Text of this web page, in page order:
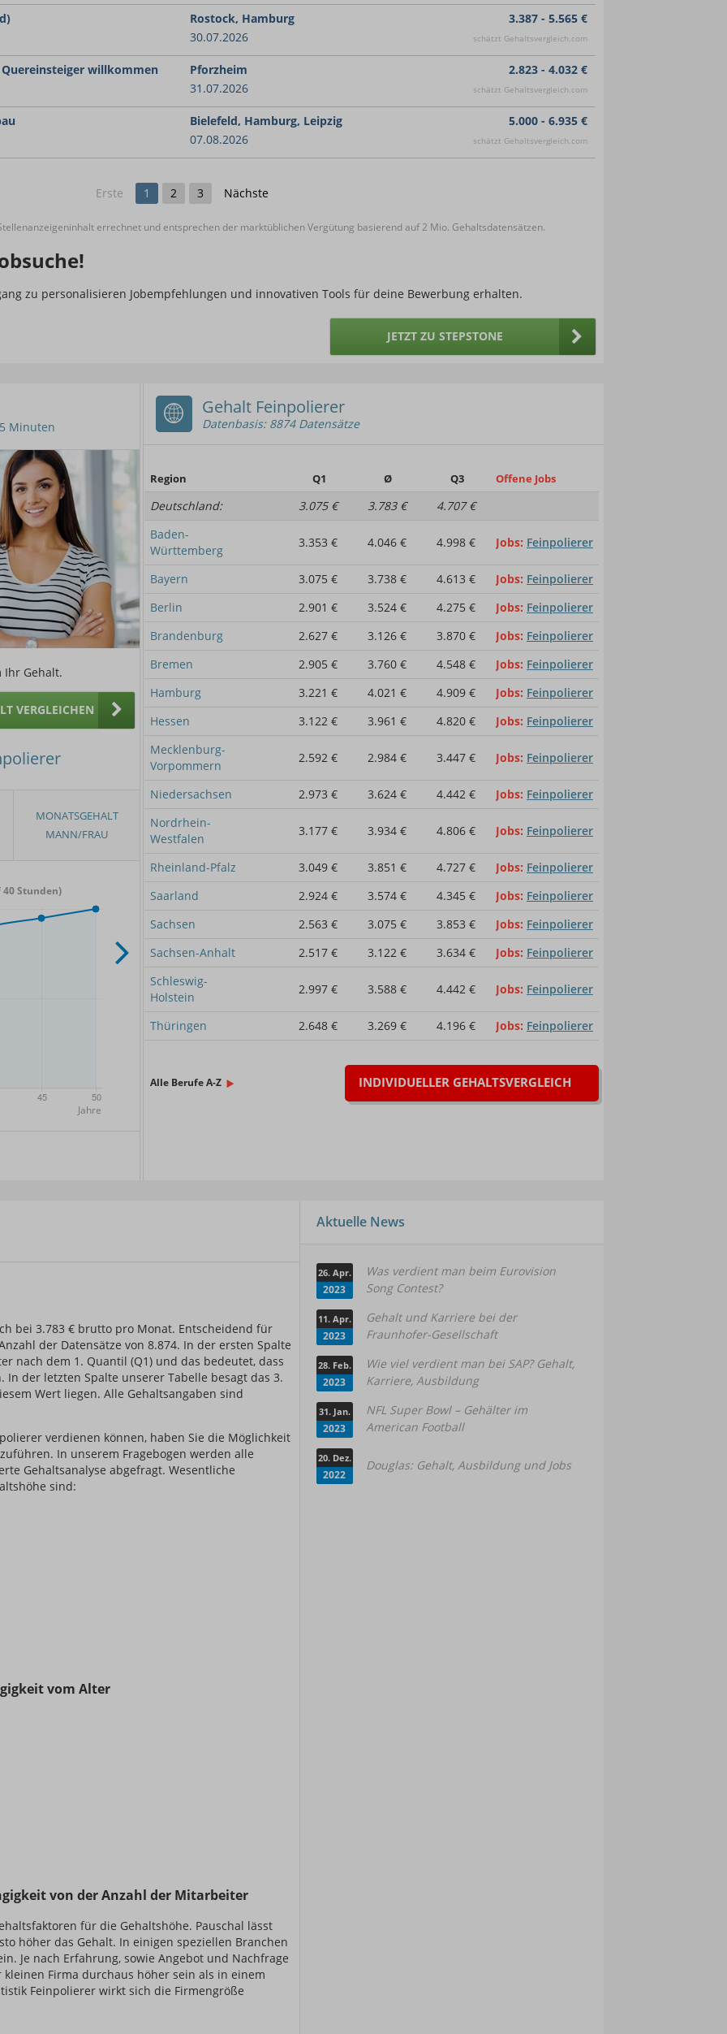
Rostock, Hamburg
30.07.2026
3.387 - 5.565 €
schätzt Gehaltsvergleich.com
willkommen
Pforzheim
31.07.2026
2.823 - 4.032 €
schätzt Gehaltsvergleich.com
Bielefeld, Hamburg, Leipzig
07.08.2026
5.000 - 6.935 €
schätzt Gehaltsvergleich.com
Erste 1 2 3 Nächste
errechnet und entsprechen der marktüblichen Vergütung basierend auf 2 Mio. Gehaltsdatensätzen.
zu personalisieren Jobempfehlungen und innovativen Tools für deine Bewerbung erhalten.
JETZT ZU STEPSTONE
Gehalt Feinpolierer
Datenbasis: 8874 Datensätze
Region Q1 Ø Q3 Offene Jobs
Deutschland: 3.075 € 3.783 €
4.707 €
Baden-
Württemberg
3.353 € 4.046 € 4.998 € Jobs Feinpolierer
Bayern 3.075 € 3.738 € 4.613 € Jobs Feinpolierer
Berlin
2.901 € 3.524 € 4.275 € Jobs Feinpolierer
Brandenburg
2.627 € 3.126 € 3.870 € Jobs Feinpolierer
Bremen
2.905 € 3.760 € 4.548 € Jobs Feinpolierer
Hamburg
3.221 € 4.021 € 4.909 € Jobs Feinpolierer
Hessen
3.122 € 3.961 € 4.820 € Jobs Feinpolierer
Mecklenburg-
Vorpommern
2.592 € 2.984 € 3.447 € Jobs Feinpolierer
Niedersachsen 2.973 € 3.624 € 4.442 € Jobs Feinpolierer
Nordrhein-
Westfalen
3.177 € 3.934 € 4.806 € Jobs Feinpolierer
Rheinland-Pfalz 3.049 € 3.851 € 4.727 € Jobs Feinpolierer
Saarland
2.924 € 3.574 € 4.345 € Jobs Feinpolierer
Sachsen
2.563 € 3.075 € 3.853 € Jobs Feinpolierer
Sachsen-Anhalt
2.517 € 3.122 € 3.634 € Jobs Feinpolierer
Schleswig-
Holstein
2.997 € 3.588 € 4.442 € Jobs Feinpolierer
Thüringen 2.648 € 3.269 € 4.196 € Jobs Feinpolierer
Alle Berufe A-Z INDIVIDUELLER GEHALTSVERGLEICH
Minuten
Ihr Gehalt.
VERGLEICHEN
Stunden)
bei 3.783 € brutto pro Monat. Entscheidend für
der Datensätze von 8.874. In der ersten Spalte
nach dem 1. Quantil (Q1) und das bedeutet, dass
der letzten Spalte unserer Tabelle besagt das 3.
Wert liegen. Alle Gehaltsangaben sind
verdienen können, haben Sie die Möglichkeit
In unserem Fragebogen werden alle
Gehaltsanalyse abgefragt. Wesentliche
sind:
vom Alter
von der Anzahl der Mitarbeiter
für die Gehaltshöhe. Pauschal lässt
höher das Gehalt. In einigen speziellen Branchen
Je nach Erfahrung, sowie Angebot und Nachfrage
Firma durchaus höher sein als in einem
Feinpolierer wirkt sich die Firmengröße
Aktuelle News
26. Apr.
2023
Was verdient man beim Eurovision
Song Contest?
11. Apr.
2023
Gehalt und Karriere bei der
Fraunhofer-Gesellschaft
28. Feb.
2023
Wie viel verdient man bei SAP? Gehalt,
Karriere, Ausbildung
31. Jan.
2023
NFL Super Bowl – Gehälter im
American Football
20. Dez.
2022
Douglas: Gehalt, Ausbildung und Jobs